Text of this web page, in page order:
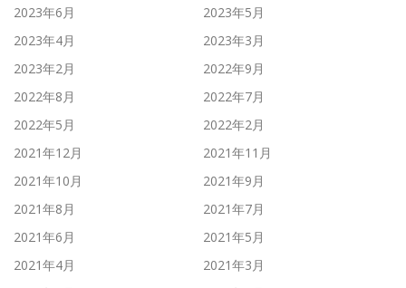
2023年6月
2023年5月
2023年4月
2023年3月
2023年2月
2022年9月
2022年8月
2022年7月
2022年5月
2022年2月
2021年12月
2021年11月
2021年10月
2021年9月
2021年8月
2021年7月
2021年6月
2021年5月
2021年4月
2021年3月